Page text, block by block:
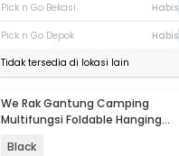
Pick n Go Bekasi
Habis
Pick n Go Depok
Habis
Tidak tersedia di lokasi lain
Akan Datang
We Rak Gantung Camping
Multifungsi Foldable Hanging
Black